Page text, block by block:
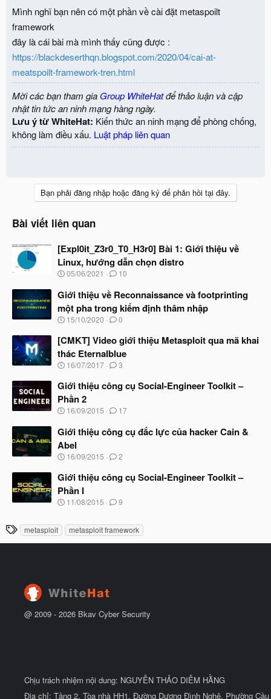
s
:
Mình nghĩ bạn nên có một phần về cài đặt metaspoilt
framework
đây là cái bài mà mình thấy cũng được :
https://blackdeserthqn.blogspot.com/2020/04/cai-at-
meatspoilt-framework-tren.html
Mời các bạn tham gia Group WhiteHatđể thảo luận và cập
nhật tin tức an ninh mạng hàng ngày.
Lưu ý từ WhiteHat: Kiến thức an ninh mạng để phòng chống,
không làm điều xấu. Luật pháp liên quan
Bạn phải đăng nhập hoặc đăng ký để phản hồi tại đây.
Bài viết liên quan
[Expl0it_Z3r0_T0_H3r0] Bài 1: Giới thiệu về
Linux, hướng dẫn chọn distro
N
à
y
b
ắ
đ
ầ
u
05/06/2021 10
Giới thiệu về Reconnaissance và footprinting
một pha trong kiểm định thâm nhập
N
à
b
ắ
đ
ầ
u
15/10/2020 0
[CMKT] Video giới thiệu Metasploit qua mã khai
thác Eternalblue
N
à
b
ắ
đ
ầ
u
16/07/2017 3
Giới thiệu công cụ Social-Engineer Toolkit –
Phần 2
N
à
y
b
ắ
đ
ầ
u
16/09/2015 17
Giới thiệu công cụ đắc lực của hacker Cain &
Abel
N
à
b
ắ
đ
ầ
u
16/09/2015 2
Giới thiệu công cụ Social-Engineer Toolkit –
Phần I
N
y
u
11/08/2015 9
T
h
metasploit metasploit framework
@ 2009 - 2026 Bkav Cyber Security
Chịu trách nhiệm nội dung: NGUYỄN THẢO DIỄM HẰNG
Địa chỉ: Tầng 2, Tòa nhà HH1, Đường Dương Đình Nghệ, Phường